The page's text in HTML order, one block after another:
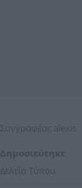
Συγγραφέας alexis
Δημοσιεύτηκε
Δελτία Τύπου